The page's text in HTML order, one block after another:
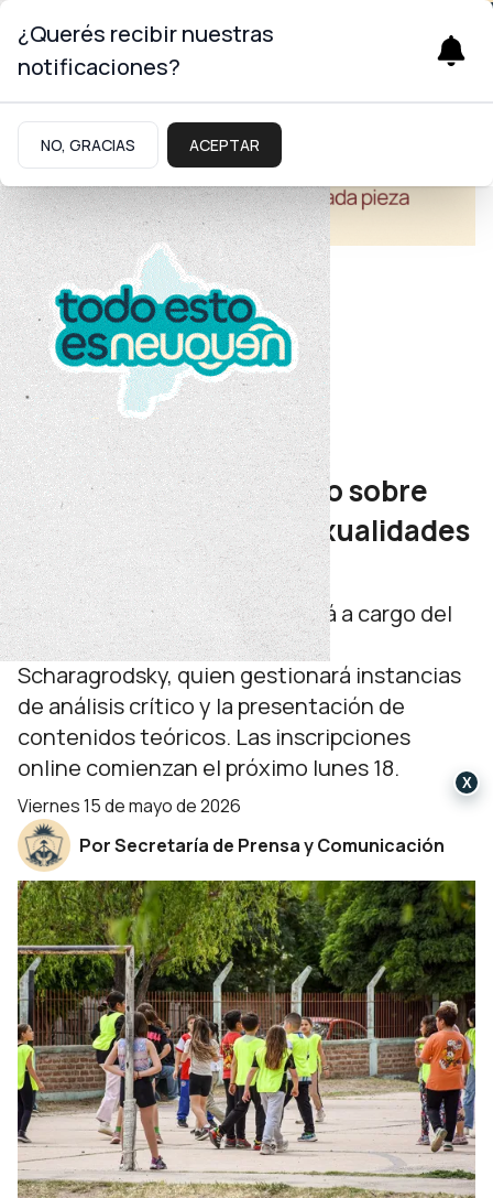
Educación
Formación docente
Brindarán un seminario sobre
cuerpos, géneros y sexualidades
en Educación Física
La capacitación gratuita estará a cargo del
reconocido investigador Pablo
Scharagrodsky, quien gestionará instancias
de análisis crítico y la presentación de
contenidos teóricos. Las inscripciones
online comienzan el próximo lunes 18.
viernes 15 de mayo de 2026
Por Secretaría de Prensa y Comunicación
¿Querés recibir nuestras
notificaciones?
NO, GRACIAS ACEPTAR
X